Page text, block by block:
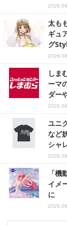
太も
ギュ
グ
しま
ーマ
ダー
ユニ
など
シャ
「
イメ
に